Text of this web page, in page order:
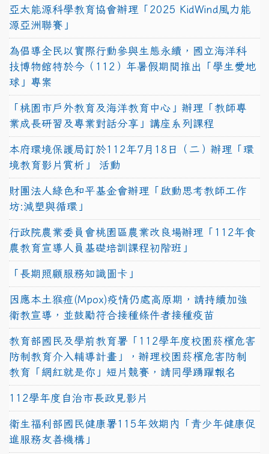
亞太能源科學教育協會辦理「2025 KidWind風力能
源亞洲聯賽」
為倡導全民以實際行動參與生態永續，國立海洋科
技博物館特於今（112）年暑假期間推出「學生愛地
球」專案
「桃園市戶外教育及海洋教育中心」辦理「教師專
業成長研習及專業對話分享」講座系列課程
本府環境保護局訂於112年7月18日（二）辦理「環
境教育影片賞析」 活動
財團法人綠色和平基金會辦理「啟動思考教師工作
坊:減塑與循環」
行政院農業委員會桃園區農業改良場辦理「112年食
農教育宣導人員基礎培訓課程初階班」
「長期照顧服務知識圖卡」
因應本土猴痘(Mpox)疫情仍處高原期，請持續加強
衛教宣導，並鼓勵符合接種條件者接種疫苗
教育部國民及學前教育署「112學年度校園菸檳危害
防制教育介入輔導計畫」，辦理校園菸檳危害防制
教育「網紅就是你」短片競賽，請同學踴躍報名
112學年度自治市長政見影片
衛生福利部國民健康署115年效期內「青少年健康促
進服務友善機構」